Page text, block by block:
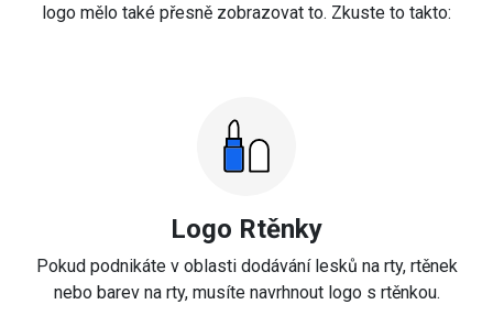
logo mělo také přesně zobrazovat to. Zkuste to takto:
Logo Rtěnky
Pokud podnikáte v oblasti dodávání lesků na rty, rtěnek
nebo barev na rty, musíte navrhnout logo s rtěnkou.